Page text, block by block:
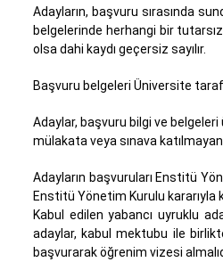
Adayların, başvuru sırasında
belgelerinde herhangi bir
olsa dahi kaydı geçersiz sayılır.
Başvuru belgeleri Üniversite
Adaylar, başvuru bilgi ve
mülakata veya sınava
Adayların başvuruları Enstitü
Enstitü Yönetim Kurulu kararıyla
Kabul edilen yabancı uyruklu
adaylar, kabul mektubu ile
başvurarak öğrenim vizesi